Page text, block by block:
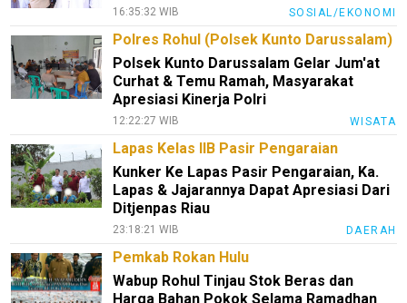
16:35:32 WIB SOSIAL/EKONOMI
Polres Rohul (Polsek Kunto Darussalam)
Polsek Kunto Darussalam Gelar Jum'at
Curhat & Temu Ramah, Masyarakat
Apresiasi Kinerja Polri
12:22:27 WIB WISATA
Lapas Kelas IIB Pasir Pengaraian
Kunker Ke Lapas Pasir Pengaraian, Ka.
Lapas & Jajarannya Dapat Apresiasi Dari
Ditjenpas Riau
23:18:21 WIB DAERAH
Pemkab Rokan Hulu
Wabup Rohul Tinjau Stok Beras dan
Harga Bahan Pokok Selama Ramadhan